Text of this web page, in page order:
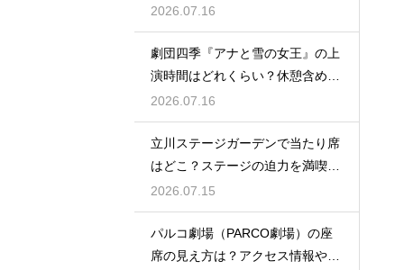
楽しむポイントを紹介
2026.07.16
劇団四季『アナと雪の女王』の上
演時間はどれくらい？休憩含めた
公演の長さを解説
2026.07.16
立川ステージガーデンで当たり席
はどこ？ステージの迫力を満喫で
きるベストポジションを紹介
2026.07.15
パルコ劇場（PARCO劇場）の座
席の見え方は？アクセス情報や劇